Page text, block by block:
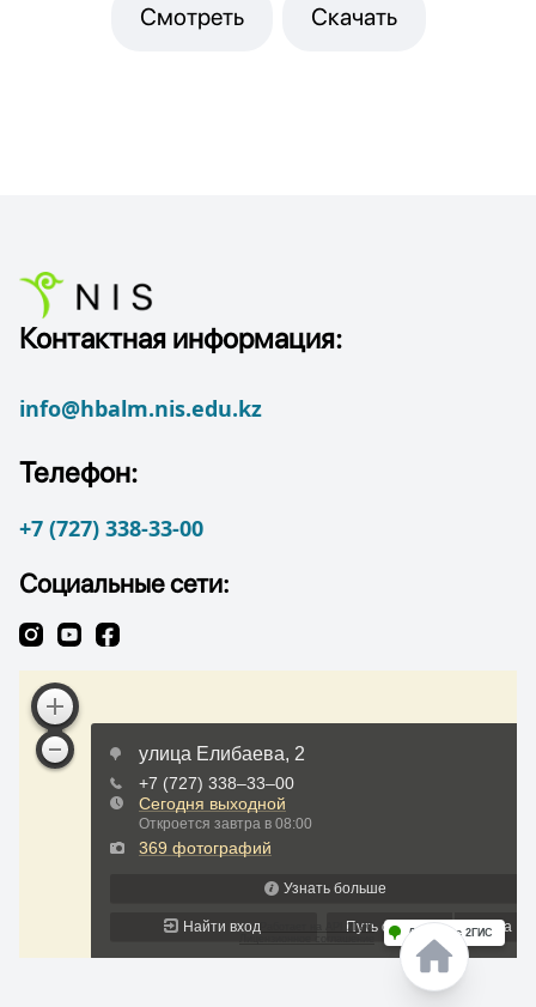
Смотреть Скачать
Контактная информация:
info@hbalm.nis.edu.kz
Телефон:
+7 (727) 338-33-00
Социальные сети: